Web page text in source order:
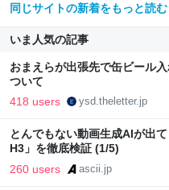
同じサイトの新着をもっと読む
いま人気の記事
おまえらが出張先で缶ビール
ついて
418 users ysd.theletter.jp
とんでもない動画生成AIが出
H3」を徹底検証 (1/5)
260 users ascii.jp